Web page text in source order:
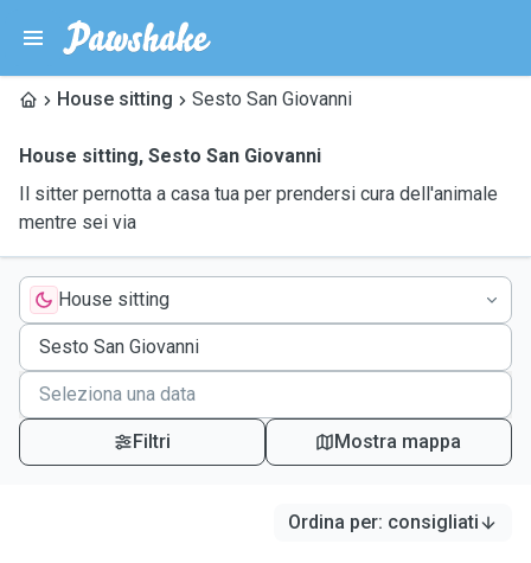
House sitting Sesto San Giovanni
House sitting, Sesto San Giovanni
Il sitter pernotta a casa tua per prendersi cura dell'animale
mentre sei via
House sitting
Filtri Mostra mappa
Ordina per: consigliati